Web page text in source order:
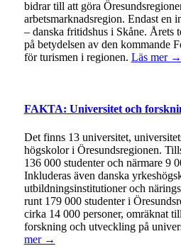
bidrar till att göra
arbetsmarknadsregion. Endast en
– danska fritidshus i Skåne. Årets
på betydelsen av den kommande
för turismen i regionen. Läs mer →
FAKTA: Universitet och
Det finns 13 universitet,
högskolor i Öresundsregionen.
136 000 studenter och närmare 9
Inkluderas även danska
utbildningsinstitutioner och
runt 179 000 studenter i
cirka 14 000 personer, omräknat
forskning och utveckling på
mer →